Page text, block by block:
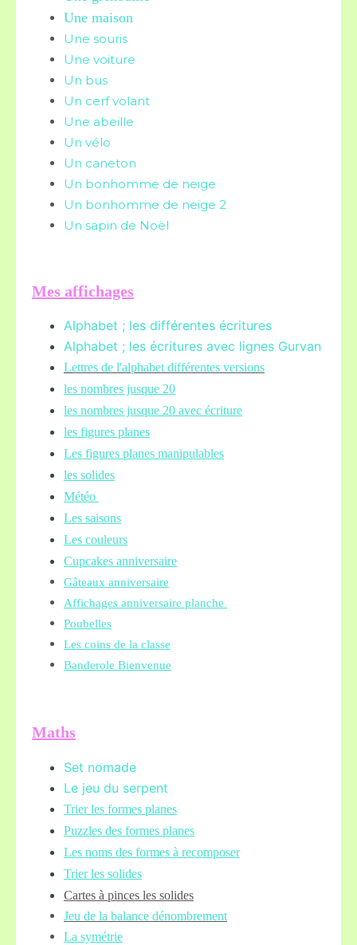
Une maison
Une souris
Une voiture
Un bus
Un cerf volant
Une abeille
Un vélo
Un caneton
Un bonhomme de neige
Un bonhomme de neige 2
Un sapin de Noël
Mes affichages
Alphabet ; les différentes écritures
Alphabet ; les écritures avec lignes Gurvan
Lettres de l'alphabet différentes versions
les nombres jusque 20
les nombres jusque 20 avec écriture
les figures planes
Les figures planes manipulables
les solides
Météo
Les saisons
Les couleurs
Cupcakes anniversaire
Gâteaux anniversaire
Affichages anniversaire planche
Poubelles
Les coins de la classe
Banderole Bienvenue
Maths
Set nomade
Le jeu du serpent
Trier les formes planes
Puzzles des formes planes
Les noms des formes à recomposer
Trier les solides
Cartes à pinces les solides
Jeu de la balance dénombrement
La symétrie